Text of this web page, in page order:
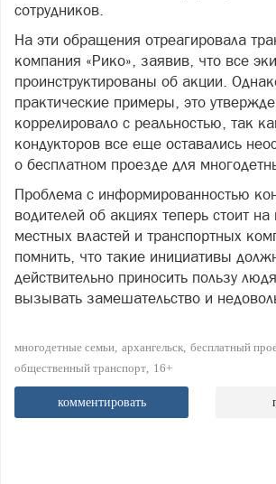
сотрудников.
На эти обращения отреагировала
компания «Рико», заявив, что все
проинструктированы об акции.
практические примеры, это
коррелировало с реальностью, так
кондукторов все еще оставались
о бесплатном проезде для
Проблема с информированностью
водителей об акциях теперь стоит на
местных властей и транспортных
помнить, что такие инициативы
действительно приносить пользу
вызывать замешательство и
многодетные семьи архангельск бесплатный
общественный транспорт 16+
комментировать